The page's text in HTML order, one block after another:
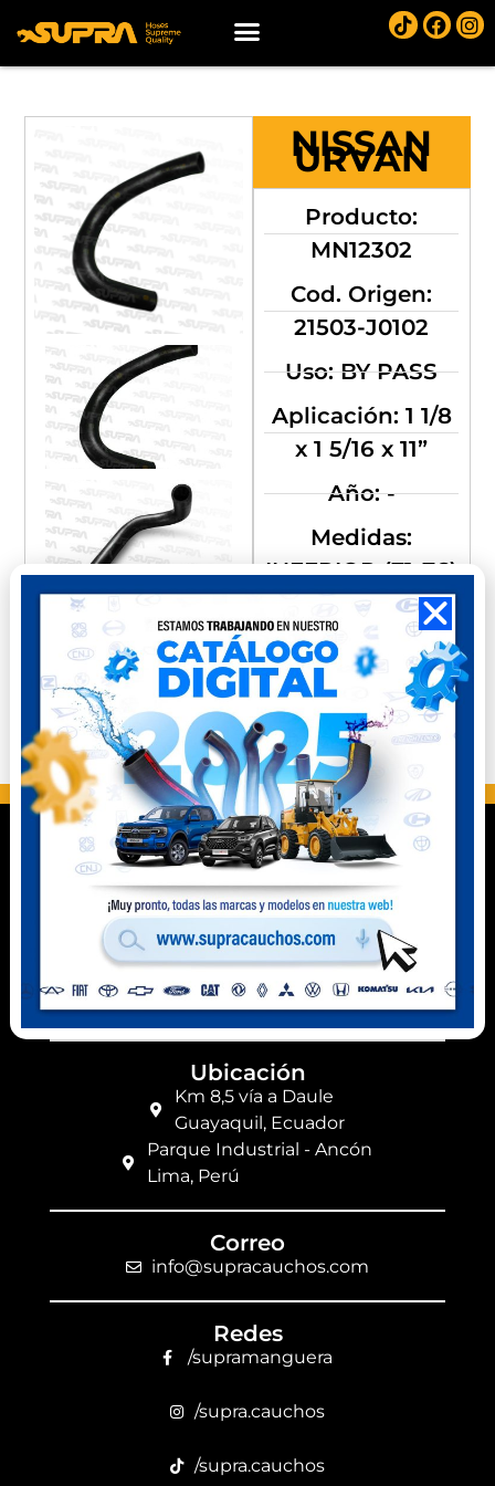
NISSAN
URVAN
Producto:
MN12302
Cod. Origen:
21503-J0102
Uso: BY PASS
Aplicación: 1 1/8
x 1 5/16 x 11”
Año: -
Medidas:
INFERIOR (71-76)
2.0
Compra
Perú
Compra
Ecuador
Contacto
Celular Perú
(+51) 941 541 444
Celular Ecuador
(+593) 99 078 6063
Ubicación
Km 8,5 vía a Daule
Guayaquil, Ecuador
Parque Industrial - Ancón
Lima, Perú
Correo
info@supracauchos.com
Redes
/supramanguera
/supra.cauchos
/supra.cauchos